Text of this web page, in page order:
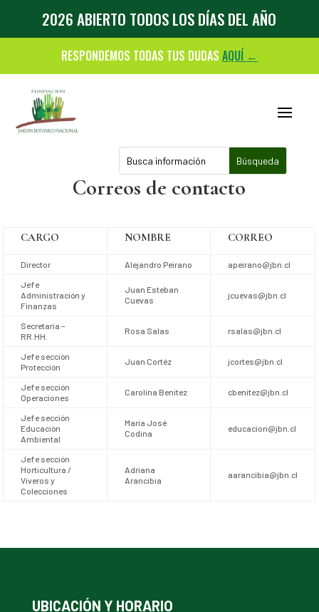
2026 ABIERTO TODOS LOS DÍAS DEL AÑO
RESPONDEMOS TODAS TUS DUDAS AQUÍ ←
Correos de contacto
CARGO NOMBRE CORREO
Director Alejandro Peirano
apeirano@jbn.cl
Jefe
Administración y
Finanzas
Juan Esteban
Cuevas
jcuevas@jbn.cl
Secretaria –
RR.HH.
Rosa Salas rsalas@jbn.cl
Jefe sección
Protección
Juan Cortéz jcortes@jbn.cl
Jefe sección
Operaciones
Carolina Benitez cbenitez@jbn.cl
Jefe sección
Educación
Ambiental
María José
Codina
educacion@jbn.cl
Jefe sección
Horticultura /
Viveros y
Colecciones
Adriana
Arancibia
aarancibia@jbn.cl
UBICACIÓN Y HORARIO